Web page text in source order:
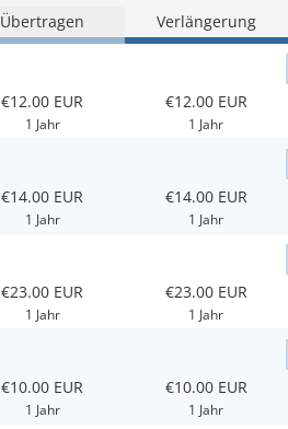
Übertragen Verlängerung
€12.00 EUR
1 Jahr
€12.00 EUR
1 Jahr
€14.00 EUR
1 Jahr
€14.00 EUR
1 Jahr
€23.00 EUR
1 Jahr
€23.00 EUR
1 Jahr
€10.00 EUR
1 Jahr
€10.00 EUR
1 Jahr